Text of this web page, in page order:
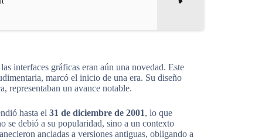
interfaces gráficas eran aún una novedad. Este
marcó el inicio de una era. Su diseño
representaban un avance notable.
hasta el 31 de diciembre de 2001, lo que
se debió a su popularidad, sino a un contexto
ancladas a versiones antiguas, obligando a